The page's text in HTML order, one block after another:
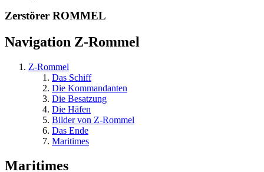
Zerstörer ROMMEL
Navigation Z-Rommel
Z-Rommel
Das Schiff
Die Kommandanten
Die Besatzung
Die Häfen
Bilder von Z-Rommel
Das Ende
Maritimes
Maritimes